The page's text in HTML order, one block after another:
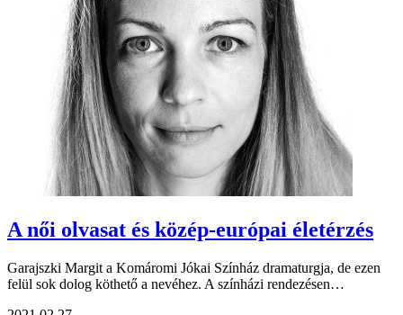
A női olvasat és közép-európai életérzés
Garajszki Margit a Komáromi Jókai Színház dramaturgja, de ezen
felül sok dolog köthető a nevéhez. A színházi rendezésen…